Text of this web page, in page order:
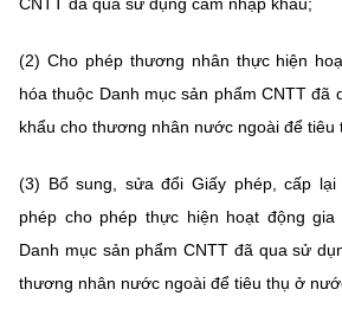
Chọn ngôn ngữ
Vietnamese
BỘ KHOA HỌC VÀ CÔNG
Điều khoản sử dụng Theo dõi MST:
(2) Cho phép thương nhân thực hiện
hóa thuộc Danh mục sản phẩm CNTT đã
khẩu cho thương nhân nước ngoài để tiêu
(3) Bổ sung, sửa đổi Giấy phép, cấp
phép cho phép thực hiện hoạt động
Danh mục sản phẩm CNTT đã qua sử
thương nhân nước ngoài để tiêu thụ ở